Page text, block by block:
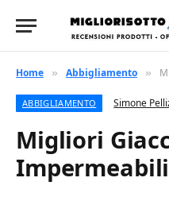
Home » Abbigliamento »
ABBIGLIAMENTO Simone
Migliori